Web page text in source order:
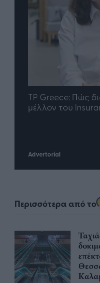
TP Greece: Πώς
μέλλον του
Advertorial
Περισσότερα από το